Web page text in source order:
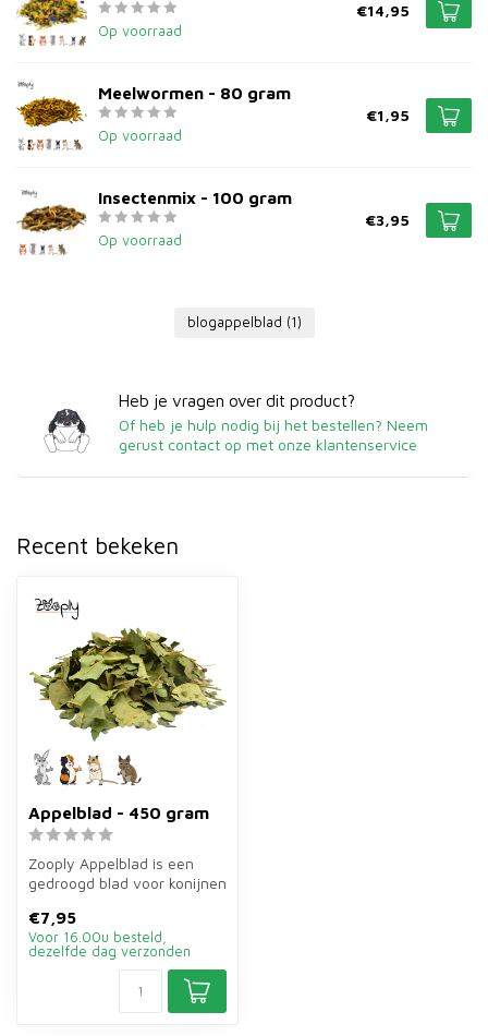
Op voorraad
€14,95
Meelwormen - 80 gram
Op voorraad
€1,95
Insectenmix - 100 gram
Op voorraad
€3,95
blogappelblad (1)
Heb je vragen over dit product?
Of heb je hulp nodig bij het bestellen? Neem
gerust contact op met onze klantenservice
Recent bekeken
Appelblad - 450 gram
Zooply Appelblad is een
gedroogd blad voor konijnen
d...
€7,95
Voor 16.00u besteld,
dezelfde dag verzonden